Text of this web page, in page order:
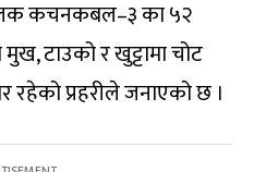
कचनकबल–३ का ५२
टाउको र खुट्टामा चोट
प्रहरीले जनाएको छ ।